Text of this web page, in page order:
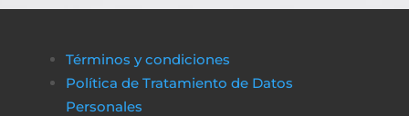
Términos y condiciones
Política de Tratamiento de Datos
Personales